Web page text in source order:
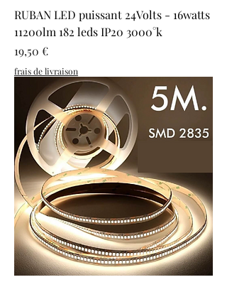
RUBAN LED puissant 24Volts - 16watts
11200lm 182 leds IP20 3000°k
Prix
19,50 €
frais de livraison